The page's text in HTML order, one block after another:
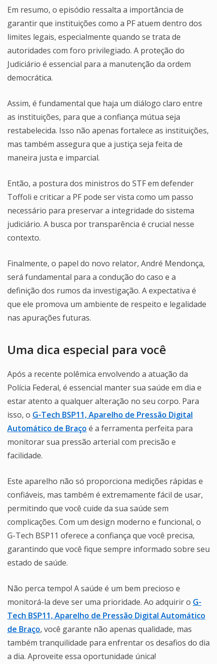
Em resumo, o episódio ressalta a importância de
garantir que instituições como a PF atuem dentro dos
limites legais, especialmente quando se trata de
autoridades com foro privilegiado. A proteção do
Judiciário é essencial para a manutenção da ordem
democrática.
Assim, é fundamental que haja um diálogo claro entre
as instituições, para que a confiança mútua seja
restabelecida. Isso não apenas fortalece as instituições,
mas também assegura que a justiça seja feita de
maneira justa e imparcial.
Então, a postura dos ministros do STF em defender
Toffoli e criticar a PF pode ser vista como um passo
necessário para preservar a integridade do sistema
judiciário. A busca por transparência é crucial nesse
contexto.
Finalmente, o papel do novo relator, André Mendonça,
será fundamental para a condução do caso e a
definição dos rumos da investigação. A expectativa é
que ele promova um ambiente de respeito e legalidade
nas apurações futuras.
Uma dica especial para você
Após a recente polêmica envolvendo a atuação da
Polícia Federal, é essencial manter sua saúde em dia e
estar atento a qualquer alteração no seu corpo. Para
isso, o G-Tech BSP11, Aparelho de Pressão Digital
Automático de Braço é a ferramenta perfeita para
monitorar sua pressão arterial com precisão e
facilidade.
Este aparelho não só proporciona medições rápidas e
confiáveis, mas também é extremamente fácil de usar,
permitindo que você cuide da sua saúde sem
complicações. Com um design moderno e funcional, o
G-Tech BSP11 oferece a confiança que você precisa,
garantindo que você fique sempre informado sobre seu
estado de saúde.
Não perca tempo! A saúde é um bem precioso e
monitorá-la deve ser uma prioridade. Ao adquirir o G-
Tech BSP11, Aparelho de Pressão Digital Automático
de Braço, você garante não apenas qualidade, mas
também tranquilidade para enfrentar os desafios do dia
a dia. Aproveite essa oportunidade única!